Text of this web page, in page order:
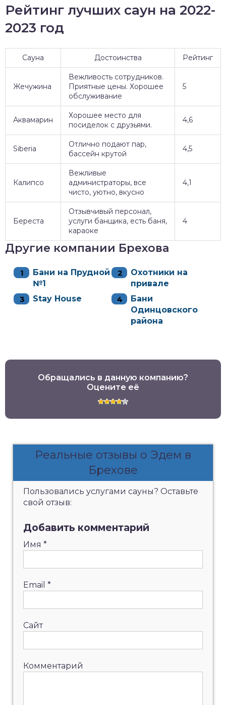
Рейтинг лучших саун на 2022-
2023 год
Сауна Достоинства Рейтинг
Жечужина
Вежливость сотрудников.
Приятные цены. Хорошее
обслуживание
5
Аквамарин
Хорошее место для
посиделок с друзьями.
4,6
Siberia
Отлично подают пар,
бассейн крутой
4,5
Калипсо
Вежливые
администраторы, все
чисто, уютно, вкусно
4,1
Береста
Отзывчивый персонал,
услуги банщика, есть баня,
караоке
4
Другие компании Брехова
Бани на Прудной
№1
Охотники на
привале
Stay House
Бани
Одинцовского
района
Обращались в данную компанию?
Оцените её
Реальные отзывы о Эдем в
Брехове
Пользовались услугами сауны? Оставьте
свой отзыв:
Добавить комментарий
Имя *
Email *
Сайт
Комментарий